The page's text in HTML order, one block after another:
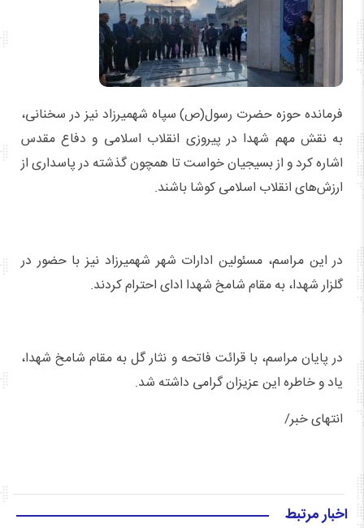
فرمانده حوزه حضرت رسول(ص) سپاه شهمیرزاد نیز در سخنانی،
به نقش مهم شهدا در پیروزی انقلاب اسلامی و دفاع مقدس
اشاره کرد و از بسیجیان خواست تا همچون گذشته در پاسداری از
ارزش‌های انقلاب اسلامی کوشا باشند.
در این مراسم، مسئولین ادارات شهر شهمیرزاد نیز با حضور در
گلزار شهدا، به مقام شامخ شهدا ادای احترام کردند.
در پایان مراسم، با قرائت فاتحه و نثار گل به مقام شامخ شهدا،
یاد و خاطره این عزیزان گرامی داشته شد.
انتهای خبر/
اخبار مرتبط